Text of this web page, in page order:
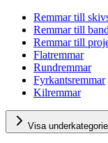
Remmar till
Remmar till
Remmar till
Flatremmar
Rundremmar
Fyrkantsremmar
Kilremmar
Visa